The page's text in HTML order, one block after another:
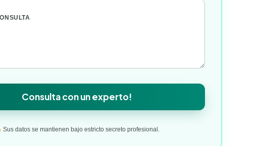
Consulta con un experto!
Sus datos se mantienen bajo estricto secreto profesional.